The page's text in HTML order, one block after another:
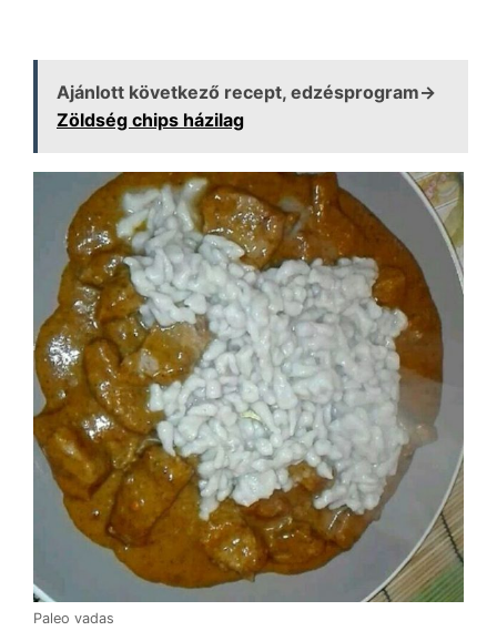
Ajánlott következő recept, edzésprogram→
Zöldség chips házilag
Paleo vadas